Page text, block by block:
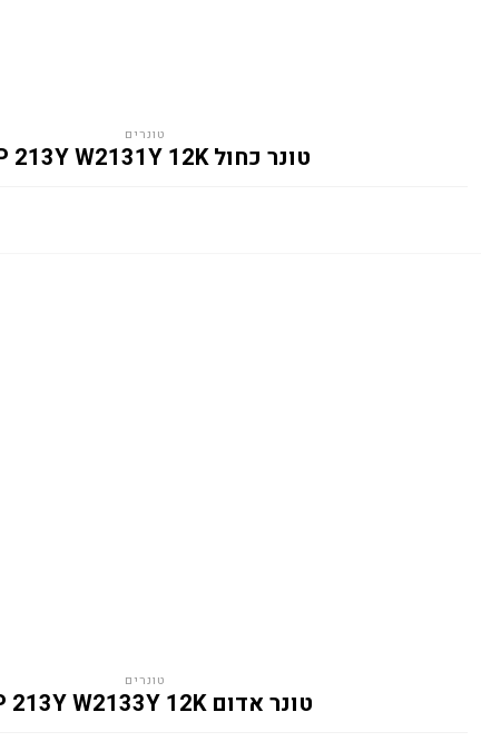
טונרים
טונר כחול HP 213Y W2131Y 12K
טונרים
טונר אדום HP 213Y W2133Y 12K